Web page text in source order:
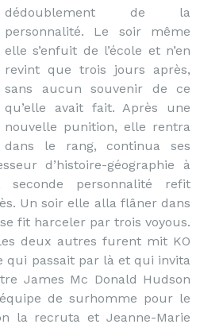
dédoublement de la
personnalité. Le soir même
elle s’enfuit de l’école et n’en
revint que trois jours après,
sans aucun souvenir de ce
qu’elle avait fait. Après une
nouvelle punition, elle rentra
dans le rang, continua ses
d’histoire-géographie à
seconde personnalité refit
Un soir elle alla flâner dans
fit harceler par trois voyous.
deux autres furent mit KO
qui passait par là et qui invita
James Mc Donald Hudson
de surhomme pour le
la recruta et Jeanne-Marie